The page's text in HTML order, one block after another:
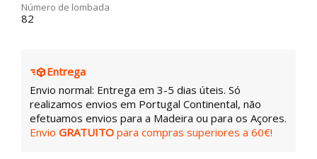
Número de lombada
82
Entrega
Envio normal: Entrega em 3-5 dias úteis. Só
realizamos envios em Portugal Continental, não
efetuamos envios para a Madeira ou para os Açores.
Envio GRATUITO para compras superiores a 60€!